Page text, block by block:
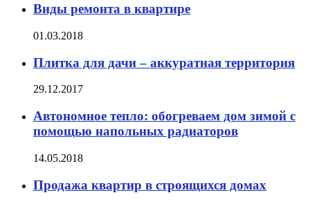
Виды ремонта в квартире
01.03.2018
Плитка для дачи – аккуратная территория
29.12.2017
Автономное тепло: обогреваем дом зимой с
помощью напольных радиаторов
14.05.2018
Продажа квартир в строящихся домах